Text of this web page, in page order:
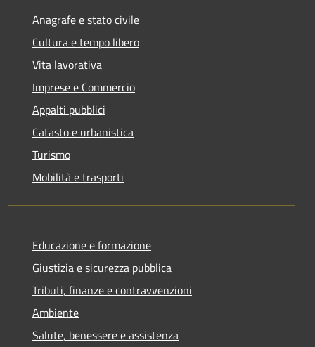
Anagrafe e stato civile
Cultura e tempo libero
Vita lavorativa
Imprese e Commercio
Appalti pubblici
Catasto e urbanistica
Turismo
Mobilità e trasporti
Educazione e formazione
Giustizia e sicurezza pubblica
Tributi, finanze e contravvenzioni
Ambiente
Salute, benessere e assistenza